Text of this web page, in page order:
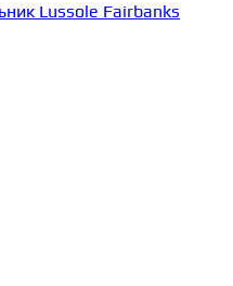
Lussole Fairbanks